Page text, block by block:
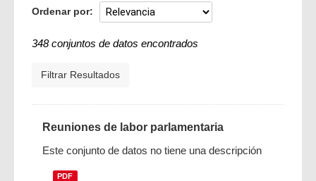
Ordenar por
348 conjuntos de datos encontrados
Filtrar Resultados
Reuniones de labor parlamentaria
Este conjunto de datos no tiene una descripción
PDF